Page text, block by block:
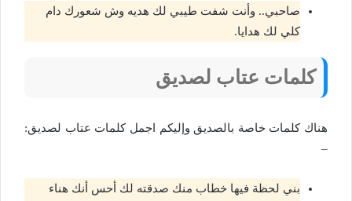
صاحبي.. وأنت شفت طيبي لك هديه وش شعورك دام
كلي لك هدايا.
كلمات عتاب لصديق
هناك كلمات خاصة بالصديق وإليكم اجمل كلمات عتاب لصديق:
–
بني لحظة فيها خطاب منك صدقته لك أحس أنك هناء